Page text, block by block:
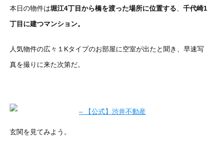
本日の物件は堀江4丁目から橋を渡った場所に位置する、 千代崎1
丁目に建つマンション。
人気物件の広々１Kタイプのお部屋に空室が出たと聞き、早速写
真を撮りに来た次第だ。
玄関を見てみよう。